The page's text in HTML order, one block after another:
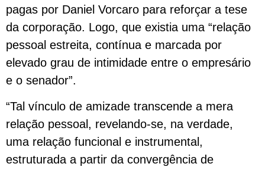
pagas por Daniel Vorcaro para reforçar a tese
da corporação. Logo, que existia uma “relação
pessoal estreita, contínua e marcada por
elevado grau de intimidade entre o empresário
e o senador”.
“Tal vínculo de amizade transcende a mera
relação pessoal, revelando-se, na verdade,
uma relação funcional e instrumental,
estruturada a partir da convergência de